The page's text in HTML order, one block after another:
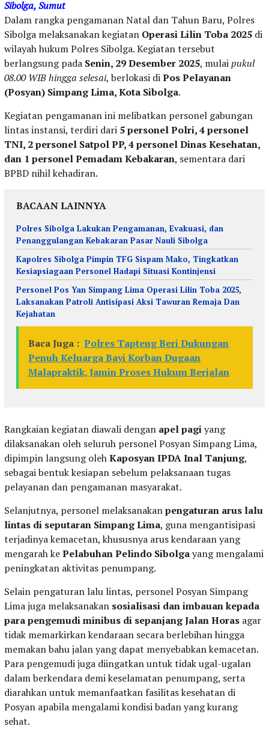
Sibolga, Sumut
Dalam rangka pengamanan Natal dan Tahun Baru, Polres
Sibolga melaksanakan kegiatan Operasi Lilin Toba 2025 di
wilayah hukum Polres Sibolga. Kegiatan tersebut
berlangsung pada Senin, 29 Desember 2025, mulaipukul
08.00 WIB hingga selesai, berlokasi diPos Pelayanan
(Posyan) Simpang Lima, Kota Sibolga.
Kegiatan pengamanan ini melibatkan personel gabungan
lintas instansi, terdiri dari 5 personel Polri, 4 personel
TNI, 2 personel Satpol PP, 4 personel Dinas Kesehatan,
dan 1 personel Pemadam Kebakaran, sementara dari
BPBD nihil kehadiran.
BACAAN LAINNYA
Polres Sibolga Lakukan Pengamanan, Evakuasi, dan
Penanggulangan Kebakaran Pasar Nauli Sibolga
Kapolres Sibolga Pimpin TFG Sispam Mako, Tingkatkan
Kesiapsiagaan Personel Hadapi Situasi Kontinjensi
Personel Pos Yan Simpang Lima Operasi Lilin Toba 2025,
Laksanakan Patroli Antisipasi Aksi Tawuran Remaja Dan
Kejahatan
Baca Juga : Polres Tapteng Beri Dukungan
Penuh Keluarga Bayi Korban Dugaan
Malapraktik, Jamin Proses Hukum Berjalan
Rangkaian kegiatan diawali dengan apel pagiyang
dilaksanakan oleh seluruh personel Posyan Simpang Lima,
dipimpin langsung olehKaposyan IPDA Inal Tanjung,
sebagai bentuk kesiapan sebelum pelaksanaan tugas
pelayanan dan pengamanan masyarakat.
Selanjutnya, personel melaksanakanpengaturan arus lalu
lintas di seputaran Simpang Lima, guna mengantisipasi
terjadinya kemacetan, khususnya arus kendaraan yang
mengarah kePelabuhan Pelindo Sibolgayang mengalami
peningkatan aktivitas penumpang.
Selain pengaturan lalu lintas, personel Posyan Simpang
Lima juga melaksanakan sosialisasi dan imbauan kepada
para pengemudi minibus di sepanjang Jalan Horas agar
tidak memarkirkan kendaraan secara berlebihan hingga
memakan bahu jalan yang dapat menyebabkan kemacetan.
Para pengemudi juga diingatkan untuk tidak ugal-ugalan
dalam berkendara demi keselamatan penumpang, serta
diarahkan untuk memanfaatkan fasilitas kesehatan di
Posyan apabila mengalami kondisi badan yang kurang
sehat.